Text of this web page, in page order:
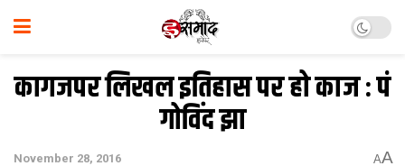
कागजपर लिखल इतिहास पर हो काज : पं
गोविंद झा
November 28, 2016 AA